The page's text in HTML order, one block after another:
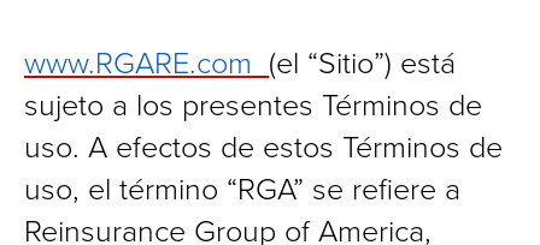
www.RGARE.com (el “Sitio”) está
sujeto a los presentes Términos de
uso. A efectos de estos Términos de
uso, el término “RGA” se refiere a
Reinsurance Group of America,